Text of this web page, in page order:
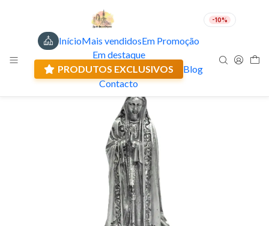
-10%
InícioMais vendidosEm Promoção
Em destaque
PRODUTOS EXCLUSIVOS
Blog
Contacto
EUR